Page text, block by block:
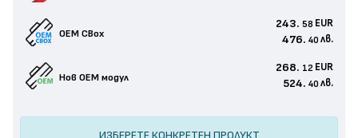
OEM CBox
243. 58 EUR
476. 40 лв.
Нов ОЕМ модул
268. 12 EUR
524. 40 лв.
ИЗБЕРЕТЕ КОНКРЕТЕН ПРОДУКТ